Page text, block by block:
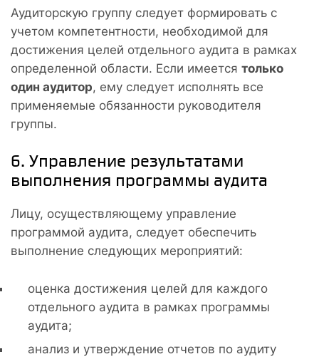
Аудиторскую группу следует формировать с
учетом компетентности, необходимой для
достижения целей отдельного аудита в рамках
определенной области. Если имеется только
один аудитор, ему следует исполнять все
применяемые обязанности руководителя
группы.
6. Управление результатами
выполнения программы аудита
Лицу, осуществляющему управление
программой аудита, следует обеспечить
выполнение следующих мероприятий:
оценка достижения целей для каждого
отдельного аудита в рамках программы
аудита;
анализ и утверждение отчетов по аудиту